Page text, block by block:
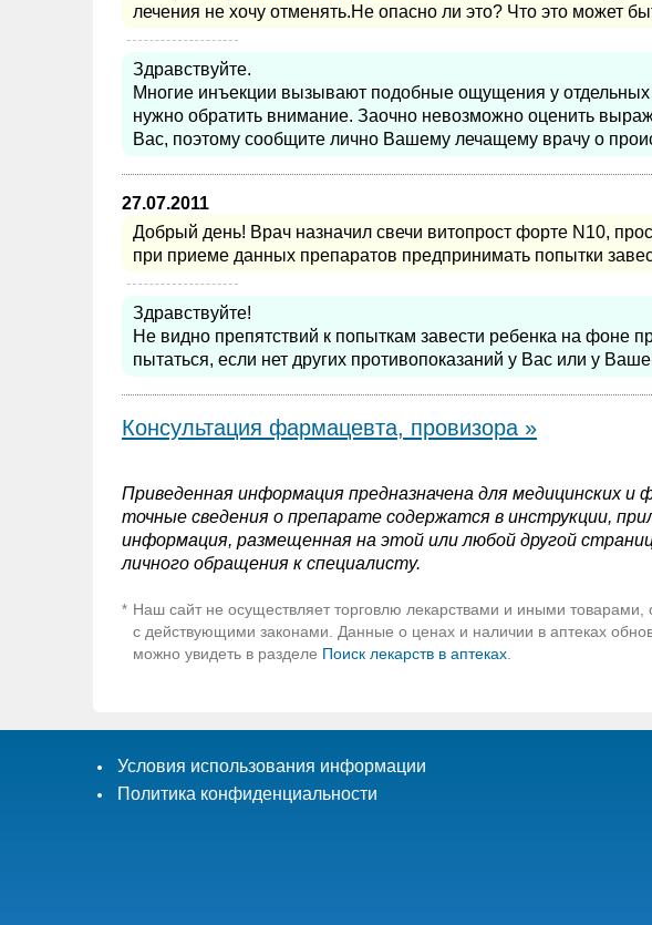
лечения не хочу отменять.Не опасно ли это? Что это может
Здравствуйте.
Многие инъекции вызывают подобные ощущения у отдельных
нужно обратить внимание. Заочно невозможно оценить
Вас, поэтому сообщите лично Вашему лечащему врачу о
27.07.2011
Добрый день! Врач назначил свечи витопрост форте N10,
при приеме данных препаратов предпринимать попытки
Здравствуйте!
Не видно препятствий к попыткам завести ребенка на фоне
пытаться, если нет других противопоказаний у Вас или у
Консультация фармацевта, провизора »
Приведенная информация предназначена для медицинских и
точные сведения о препарате содержатся в инструкции,
информация, размещенная на этой или любой другой
личного обращения к специалисту.
* Наш сайт не осуществляет торговлю лекарствами и иными товарами,
с действующими законами. Данные о ценах и наличии в аптеках
можно увидеть в разделе Поиск лекарств в аптеках
Условия использования информации
Политика конфиденциальности